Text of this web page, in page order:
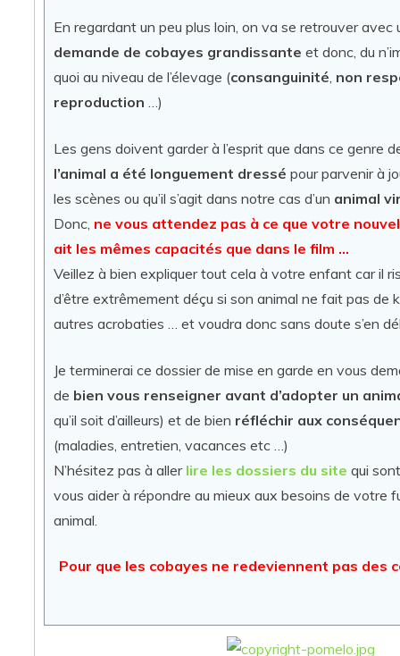
En regardant un peu plus loin, on va se retrouver avec
demande de cobayes grandissante et donc, du
quoi au niveau de l’élevage (consanguinité, non
reproduction …)
Les gens doivent garder à l’esprit que dans ce genre
l’animal a été longuement dressé pour parvenir à
les scènes ou qu’il s’agit dans notre cas d’un animal
Donc, ne vous attendez pas à ce que votre
ait les mêmes capacités que dans le film …
Veillez à bien expliquer tout cela à votre enfant car il
d’être extrêmement déçu si son animal ne fait pas de
autres acrobaties … et voudra donc sans doute s’en
Je terminerai ce dossier de mise en garde en vous
de bien vous renseigner avant d’adopter un
qu’il soit d’ailleurs) et de bien réfléchir aux
(maladies, entretien, vacances etc …)
N’hésitez pas à allerlire les dossiers du site qui
vous aider à répondre au mieux aux besoins de votre
animal.
Pour que les cobayes ne redeviennent pas des